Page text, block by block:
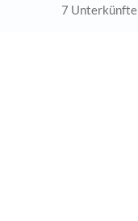
7 Unterkünfte